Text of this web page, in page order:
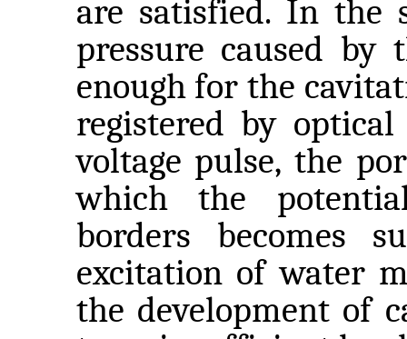
are satisfied. In the
pressure caused by
enough for the
registered by
voltage pulse, the
which the
borders becomes
excitation of water
the development of